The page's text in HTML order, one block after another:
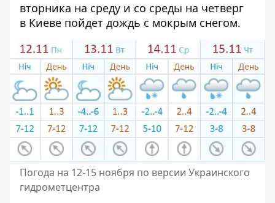
вторника на среду и со среды на четверг
в Киеве пойдет дождь с мокрым снегом.
Погода на 12-15 ноября по версии Украинского
гидрометцентра